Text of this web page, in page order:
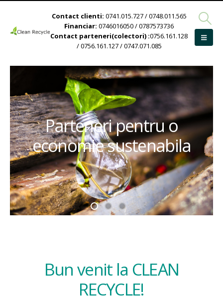
Contact clienti: 0741.015.727 / 0748.011.565
Financiar: 0746016050 / 0787573736
Contact parteneri(colectori) :0756.161.128
/ 0756.161.127 / 0747.071.085
Parteneri pentru o
economie sustenabila
Bun venit la CLEAN
RECYCLE!